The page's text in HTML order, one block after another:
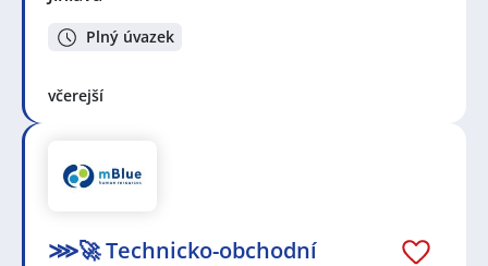
Plný úvazek
včerejší
⋙🚀 Technicko-obchodní